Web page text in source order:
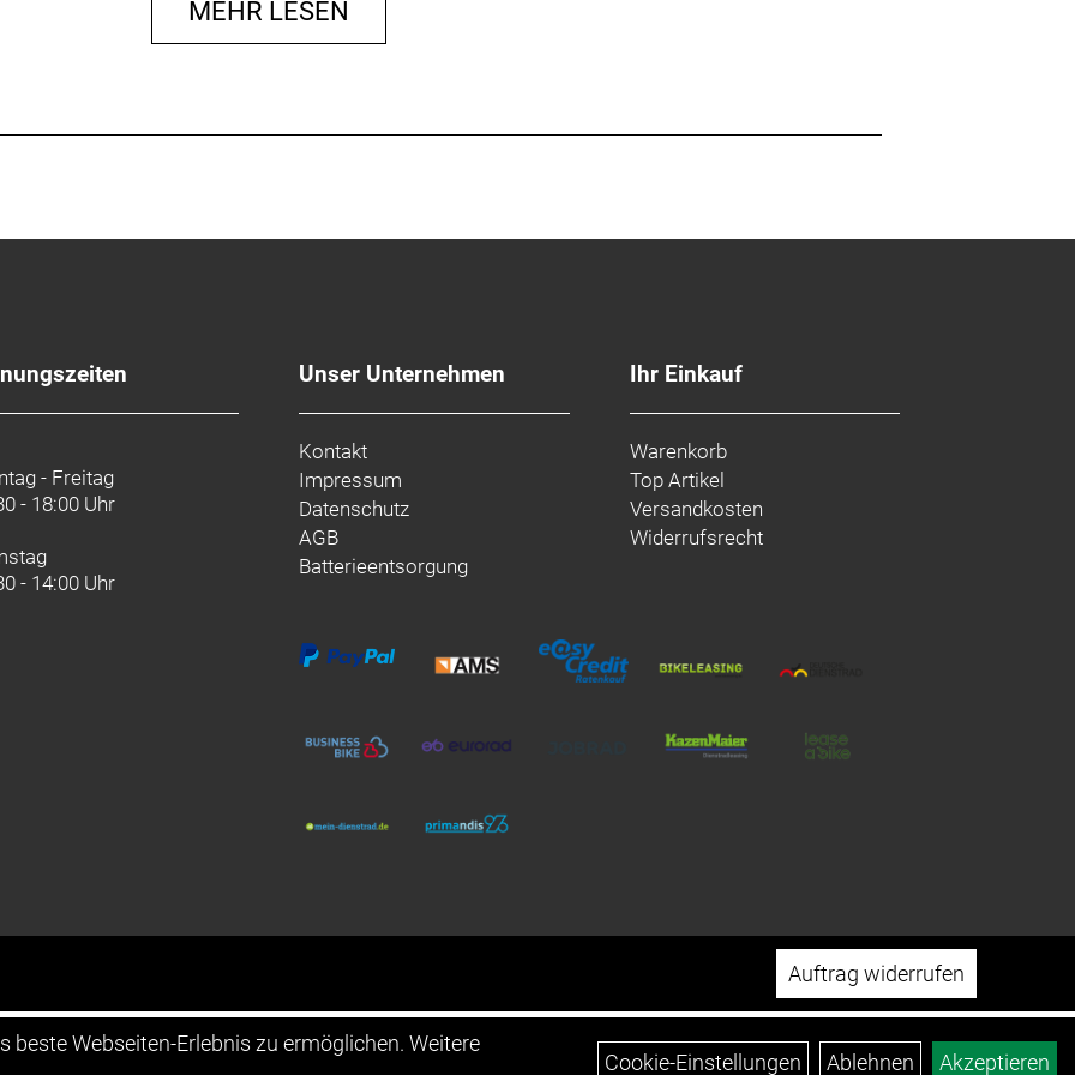
/ length 300 mm (M), 350 mm (L)
MEHR LESEN
- Freitag
- 18:00 Uhr
- 14:00 Uhr
Unser Unternehmen
Kontakt
Impressum
Datenschutz
AGB
Batterieentsorgung
Ihr Einkauf
Warenkorb
Top Artikel
Versandkosten
Widerrufsrecht
Webseiten-Erlebnis zu ermöglichen. Weitere
Cookie-Einstellungen Ablehnen Akzeptieren
Auftrag widerrufen